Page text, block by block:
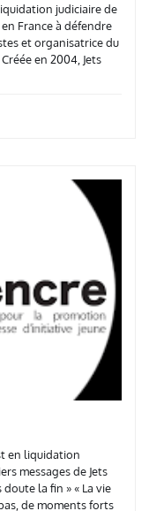
judiciaire de
France à défendre
et organisatrice du
en 2004, Jets
en liquidation
messages de Jets
doute la fin » « La vie
de moments forts